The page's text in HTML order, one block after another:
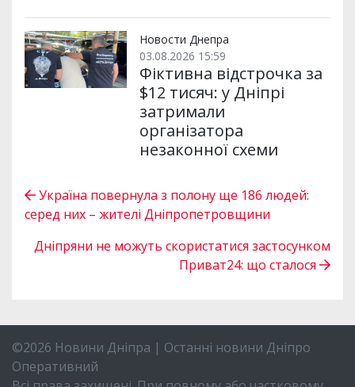
Новости Днепра
03.08.2026 15:59
Фіктивна відстрочка за
$12 тисяч: у Дніпрі
затримали
організатора
незаконної схеми
Україна повернула з полону ще 186 людей:
серед них – жителі Дніпропетровщини
Дніпряни не можуть скористатися застосунком
Приват24: що сталося
©2026 Новини Дніпра | Останні новини Дніпро
Оперативний